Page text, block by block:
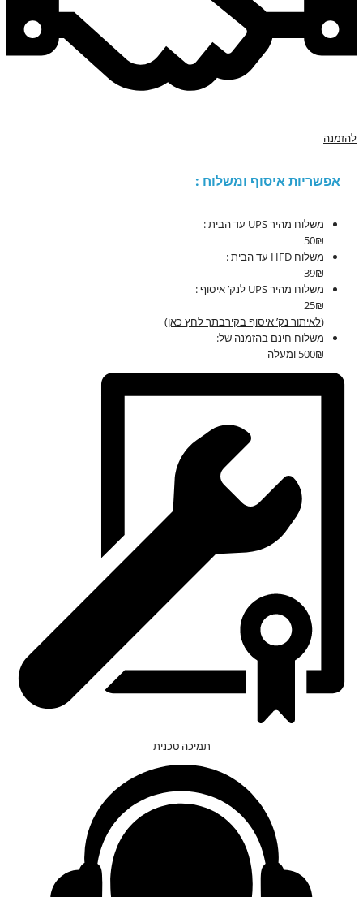
להזמנה
אפשריות איסוף ומשלוח :
משלוח מהיר UPS עד הבית :
50₪
משלוח HFD עד הבית :
39₪
משלוח מהיר UPS לנק’ איסוף :
25₪
(לאיתור נק’ איסוף בקירבתך לחץ כאן)
משלוח חינם בהזמנה של:
500₪ ומעלה
תמיכה טכנית